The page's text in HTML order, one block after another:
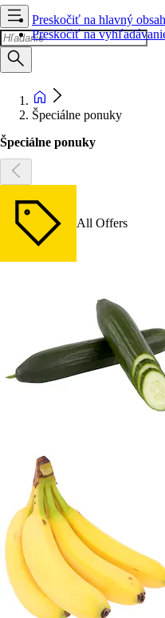
Preskočiť na hlavný obsah
Preskočiť na
Špeciálne ponuky
Špeciálne ponuky
All Offers